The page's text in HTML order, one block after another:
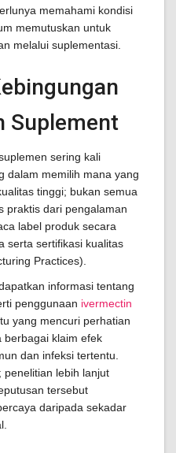
memahami kondisi
memutuskan untuk
melalui suplementasi.
Suplement
sering kali
dalam memilih mana yang
tinggi; bukan semua
praktis dari pengalaman
label produk secara
serta sertifikasi kualitas
Practices).
informasi tentang
penggunaan ivermectin
yang mencuri perhatian
berbagai klaim efek
dan infeksi tertentu.
lebih lanjut
tersebut
daripada sekadar